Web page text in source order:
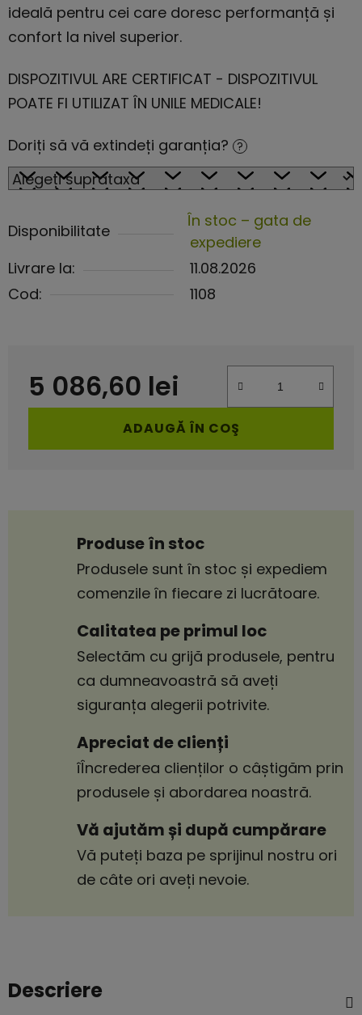
ideală pentru cei care doresc performanță și
confort la nivel superior.
DISPOZITIVUL ARE CERTIFICAT - DISPOZITIVUL
POATE FI UTILIZAT ÎN UNILE MEDICALE!
Doriți să vă extindeți garanția? ?
Disponibilitate
În stoc – gata de
expediere
Livrare la:
11.08.2026
Cod:
1108
5 086,60 lei
Evaluare preţ:
ADAUGĂ ÎN COŞ
Produse în stoc
Produsele sunt în stoc și expediem
comenzile în fiecare zi lucrătoare.
Calitatea pe primul loc
Selectăm cu grijă produsele, pentru
ca dumneavoastră să aveți
siguranța alegerii potrivite.
Apreciat de clienți
îÎncrederea clienților o câștigăm prin
produsele și abordarea noastră.
Vă ajutăm și după cumpărare
Vă puteți baza pe sprijinul nostru ori
de câte ori aveți nevoie.
Descriere